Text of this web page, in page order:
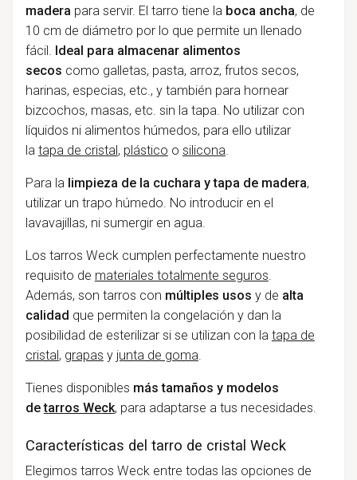
madera para servir. El tarro tiene la boca ancha, de
10 cm de diámetro por lo que permite un llenado
fácil. Ideal para almacenar alimentos
secos como galletas, pasta, arroz, frutos secos,
harinas, especias, etc., y también para hornear
bizcochos, masas, etc. sin la tapa. No utilizar con
líquidos ni alimentos húmedos, para ello utilizar
la tapa de cristal, plástico o silicona.
Para la limpieza de la cuchara y tapa de madera,
utilizar un trapo húmedo. No introducir en el
lavavajillas, ni sumergir en agua.
Los tarros Weck cumplen perfectamente nuestro
requisito de materiales totalmente seguros.
Además, son tarros con múltiples usos y de alta
calidad que permiten la congelación y dan la
posibilidad de esterilizar si se utilizan con la tapa de
cristal, grapas y junta de goma.
Tienes disponibles más tamaños y modelos
de tarros Weck, para adaptarse a tus necesidades.
Características del tarro de cristal Weck
Elegimos tarros Weck entre todas las opciones de